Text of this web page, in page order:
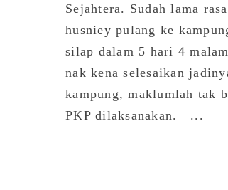
Sejahtera. Sudah lama
husniey pulang ke
silap dalam 5 hari 4
nak kena selesaikan
kampung, maklumlah tak
PKP dilaksanakan. ...